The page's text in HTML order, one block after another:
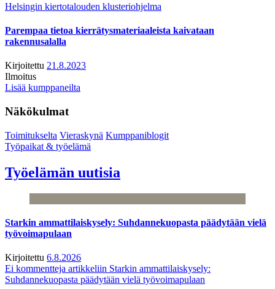
Helsingin kiertotalouden klusteriohjelma
Parempaa tietoa kierrätysmateriaaleista kaivataan
rakennusalalla
Kirjoitettu 21.8.2023
Ilmoitus
Lisää kumppaneilta
Näkökulmat
Toimitukselta Vieraskynä Kumppaniblogit
Työpaikat & työelämä
Työelämän uutisia
Starkin ammattilaiskysely: Suhdannekuopasta päädytään vielä
työvoimapulaan
Kirjoitettu 6.8.2026
Ei kommentteja artikkeliin Starkin ammattilaiskysely:
Suhdannekuopasta päädytään vielä työvoimapulaan